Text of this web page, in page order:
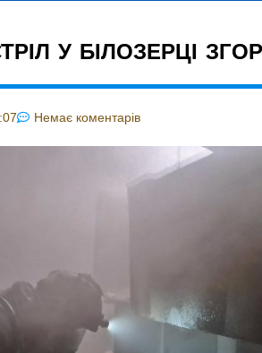
У БІЛОЗЕРЦІ
Немає коментарів